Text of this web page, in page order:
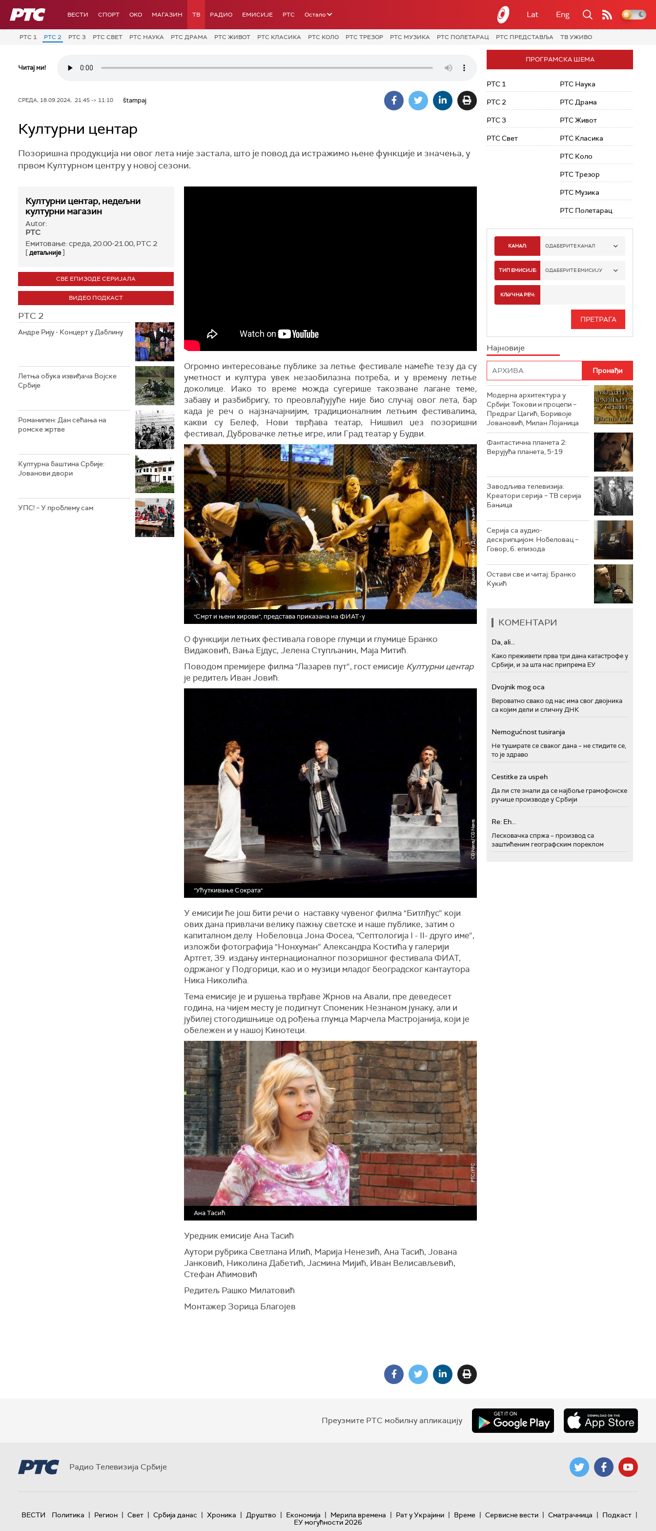
РТС ВЕСТИ СПОРТ OKO МАГАЗИН ТВ РАДИО ЕМИСИЈЕ РТС Остало Lat Eng
РТС 1 РТС 2 РТС 3 РТС СВЕТ РТС НАУКА РТС ДРАМА РТС ЖИВОТ РТС КЛАСИКА РТС КОЛО РТС ТРЕЗОР РТС МУЗИКА РТС ПОЛЕТАРАЦ РТС ПРЕДСТАВЉА ТВ УЖИВО
Читај ми!
СРЕДА, 18.09.2024, 21:45 -> 11:10 štampaj
Културни центар
Позоришна продукција ни овог лета није застала, што је повод да истражимо њене функције и значења, у
првом Културном центру у новој сезони.
Културни центар, недељни
културни магазин
Autor:
РТС
Емитовање: среда, 20.00-21.00, РТС 2
[детаљније]
СВЕ ЕПИЗОДЕ СЕРИЈАЛА
ВИДЕО ПОДКАСТ
РТС 2
Андре Рију - Концерт у Даблину
Летња обука извиђача Војске
Србије
Романипен: Дан сећања на
ромске жртве
Културна баштина Србије:
Јованови двори
УПС! – У проблему сам
Огромно интересовање публике за летње фестивале намеће тезу да су
уметност и култура увек незаобилазна потреба, и у времену летње
доколице. Иако то време можда сугерише такозване лагане теме,
забаву и разбибригу, то преовлађујуће није био случај овог лета, бар
када је реч о најзначајнијим, традиционалним летњим фестивалима,
какви су Белеф, Нови тврђава театар, Нишвил џез позоришни
фестивал, Дубровачке летње игре, или Град театар у Будви.
"Смрт и њени хирови", представа приказана на ФИАТ-у
О функцији летњих фестивала говоре глумци и глумице Бранко
Видаковић, Вања Ејдус, Јелена Ступљанин, Маја Митић.
Поводом премијере филма "Лазарев пут“, гост емисије Културни центар
је редитељ Иван Јовић.
"Ућуткивање Сократа"
У емисији ће још бити речи о наставку чувеног филма "Битлђус“ који
ових дана привлачи велику пажњу светске и наше публике, затим о
капиталном делу Нобеловца Јона Фосеа, "Септологија I - II- друго име“,
изложби фотографија "Нонхуман“ Александра Костића у галерији
Артгет, 39. издању интернационалног позоришног фестивала ФИАТ,
одржаног у Подгорици, као и о музици младог београдског кантаутора
Ника Николића.
Тема емисије је и рушења тврђаве Жрнов на Авали, пре деведесет
година, на чијем месту је подигнут Споменик Незнаном јунаку, али и
јубилеј стогодишњице од рођења глумца Марчела Мастројанија, који је
обележен и у нашој Кинотеци.
Ана Тасић
Уредник емисије Ана Тасић
Аутори рубрика Светлана Илић, Марија Ненезић, Ана Тасић, Јована
Јанковић, Николина Дабетић, Јасмина Мијић, Иван Велисављевић,
Стефан Аћимовић
Редитељ Рашко Милатовић
Монтажер Зорица Благојев
ПРОГРАМСКА ШЕМА
РТС 1
РТС 2
РТС 3
РТС Свет
РТС Наука
РТС Драма
РТС Живот
РТС Класика
РТС Коло
РТС Трезор
РТС Музика
РТС Полетарац
КАНАЛ: ОДАБЕРИТЕ КАНАЛ
РТС 1
РТС 3
РТС ЖИВОТ
РТС КЛАСИКА
РТС МУЗИКА
РТС ПОЛЕТАРАЦ
ТИП ЕМИСИЈЕ: ОДАБЕРИТЕ ЕМИСИЈУ
КЉУЧНА РЕЧ:
Најновије
Модерна архитектура у
Србији: Токови и процепи –
Предраг Цагић, Боривоје
Јовановић, Милан Лојаница
Фантастична планета 2:
Верујућа планета, 5-19
Заводљива телевизија:
Креатори серија – ТВ серија
Бањица
Серија са аудио-
дескрипцијом: Нобеловац –
Говор, 6. епизода
Остави све и читај: Бранко
Кукић
КОМЕНТАРИ
Da, ali...
Како преживети прва три дана катастрофе у
Србији, и за шта нас припрема ЕУ
Dvojnik mog oca
Вероватно свако од нас има свог двојника
са којим дели и сличну ДНК
Nemogućnost tusiranja
Не туширате се сваког дана – не стидите се,
то је здраво
Cestitke za uspeh
Да ли сте знали да се најбоље грамофонске
ручице производе у Србији
Re: Eh...
Лесковачка спржа – производ са
заштићеним географским пореклом
Преузмите РТС мобилну апликацију
Радио Телевизија Србије
ВЕСТИ Политика | Регион | Свет | Србија данас | Хроника | Друштво | Економија | Мерила времена | Рат у Украјини | Време | Сервисне вести | Сматрачница | Подкаст |
ЕУ могућности 2026